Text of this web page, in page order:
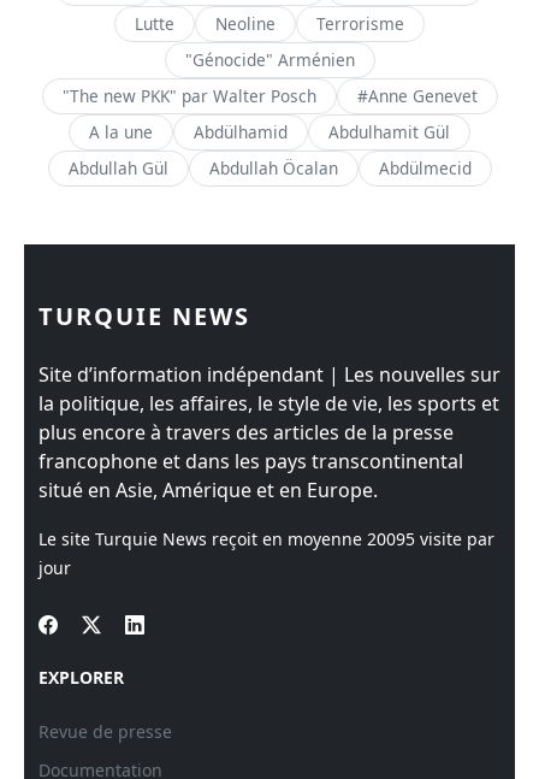
Lutte
Neoline
Terrorisme
"Génocide" Arménien
"The new PKK" par Walter Posch
#Anne Genevet
A la une
Abdülhamid
Abdulhamit Gül
Abdullah Gül
Abdullah Öcalan Abdülmecid
TURQUIE NEWS
Site d’information indépendant | Les nouvelles sur
la politique, les affaires, le style de vie, les sports et
plus encore à travers des articles de la presse
francophone et dans les pays transcontinental
situé en Asie, Amérique et en Europe.
Le site Turquie News reçoit en moyenne 20095 visite par
jour
EXPLORER
Revue de presse
Documentation